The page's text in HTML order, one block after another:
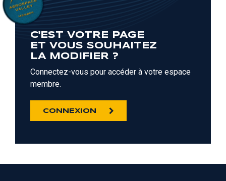
C'EST VOTRE PAGE
ET VOUS SOUHAITEZ
LA MODIFIER ?
Connectez-vous pour accéder à votre espace
membre.
CONNEXION